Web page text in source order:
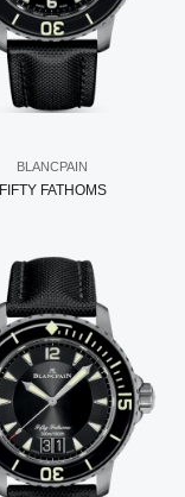
BLANCPAIN
FIFTY FATHOMS